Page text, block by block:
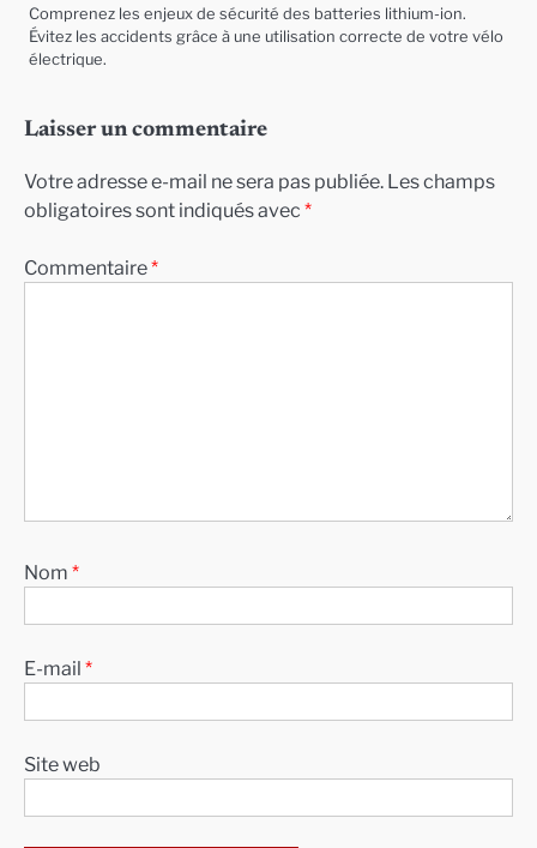
Comprenez les enjeux de sécurité des batteries lithium-ion.
Évitez les accidents grâce à une utilisation correcte de votre vélo
électrique.
Laisser un commentaire
Votre adresse e-mail ne sera pas publiée. Les champs
obligatoires sont indiqués avec *
Commentaire*
Nom *
E-mail *
Site web